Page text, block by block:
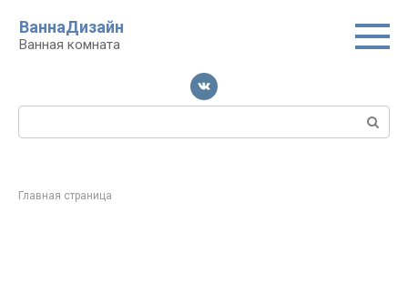
контенту
ВаннаДизайн
Ванная комната
Поиск:
Главная страница